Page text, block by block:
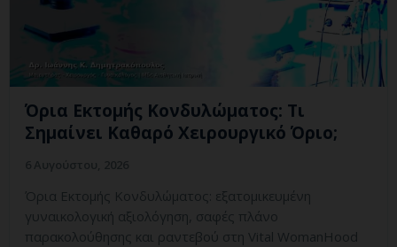
Όρια Εκτομής Κονδυλώματος: Τι
Σημαίνει Καθαρό Χειρουργικό Όριο;
Όρια Εκτομής Κονδυλώματος: εξατομικευμένη
γυναικολογική αξιολόγηση, σαφές πλάνο
παρακολούθησης και ραντεβού στη Vital WomanHood